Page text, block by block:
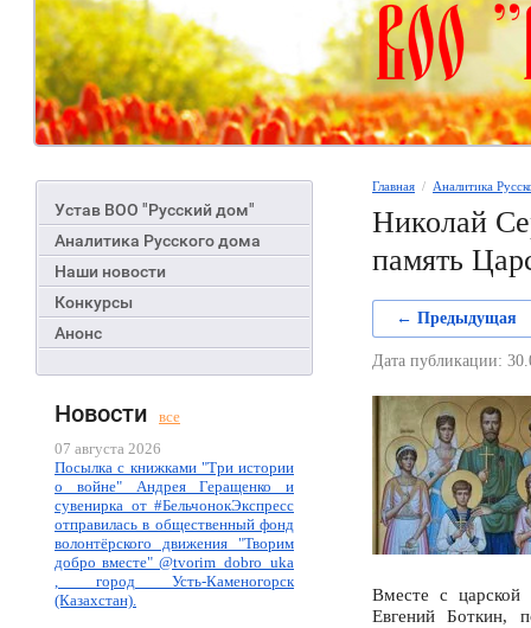
Устав ВОО "Русский дом"
Аналитика Русского дома
Наши новости
Конкурсы
Анонс
Новости
все
07 августа 2026
Посылка с книжками "Три истории
о войне" Андрея Геращенко и
сувенирка от #БельчонокЭкспресс
отправилась в общественный фонд
волонтёрского движения "Творим
добро вместе" @tvorim_dobro_uka
, город Усть-Каменогорск
(Казахстан).
Главная
  /
Аналитика
Николай
память
← Предыдущая
Дата публикации:
Вместе с царской
Евгений Боткин,